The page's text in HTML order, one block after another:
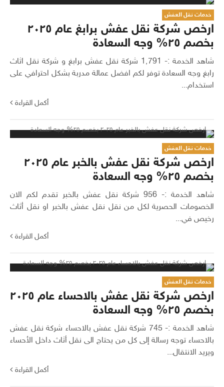
خدمات نقل العفش
ارخص شركة نقل عفش برابغ عام ٢٠٢٥
بخصم ٢٥% وجه السعادة
شاهد الخدمة :- 1٬791 شركة نقل عفش برابغ و شركة نقل اثاث
رابغ وجه السعادة توفر لكم افضل عمالة مدربة بشكل احترافي على
استخدام...
أكمل القراءة
خدمات نقل العفش
ارخص شركة نقل عفش بالخبر عام ٢٠٢٥
بخصم ٢٥% وجه السعادة
شاهد الخدمة :- 956 شركة نقل عفش بالخبر تقدم لكم الان
الخصومات الحصرية لكل من نقل نقل عفش بالخبر او نقل أثاث
رخيص في...
أكمل القراءة
خدمات نقل العفش
ارخص شركة نقل عفش بالاحساء عام ٢٠٢٥
بخصم ٢٥% وجه السعادة
شاهد الخدمة :- 745 شركة نقل عفش بالاحساء شركة نقل عفش
بالاحساء توجه رسالة إلى كل من يحتاج الى نقل أثاث داخل الأحساء
ويريد الانتقال...
أكمل القراءة